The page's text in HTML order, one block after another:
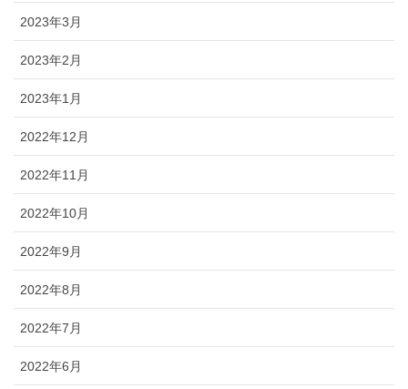
2023年3月
2023年2月
2023年1月
2022年12月
2022年11月
2022年10月
2022年9月
2022年8月
2022年7月
2022年6月